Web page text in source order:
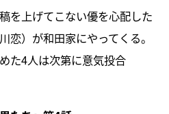
を上げてこない優を心配した
恋）が和田家にやってくる。
た4人は次第に意気投合